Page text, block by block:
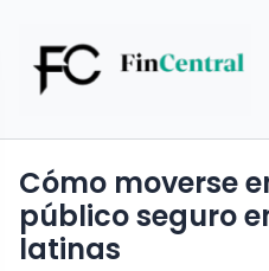
Cómo moverse
público seguro
latinas